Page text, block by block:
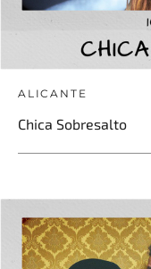
ALICANTE
Chica Sobresalto